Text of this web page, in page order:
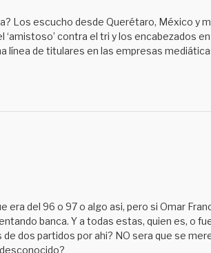
Los escucho desde Querétaro, México y
contra el tri y los encabezados
línea de titulares en las empresas
era del 96 o 97 o algo asi, pero si Omar
banca. Y a todas estas, quien es, o
de dos partidos por ahi? NO sera que se